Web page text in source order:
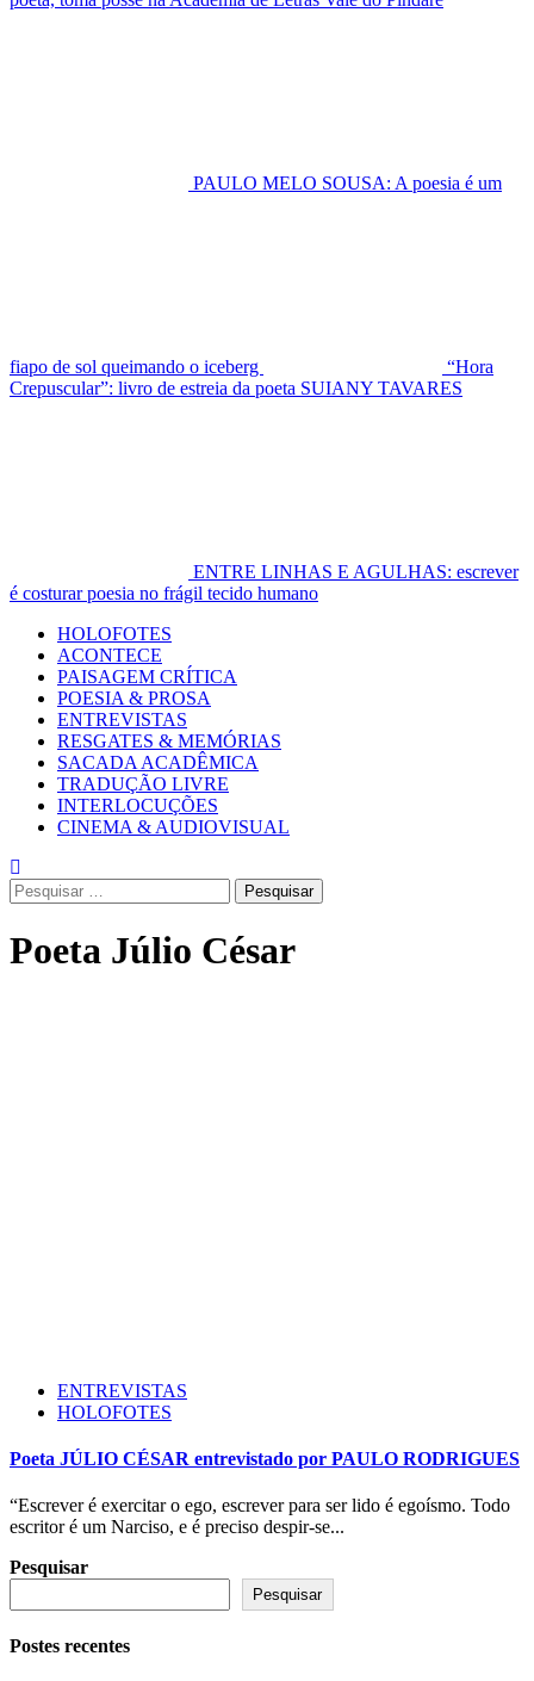
PAULO MELO SOUSA: A poesia é um
fiapo de sol queimando o iceberg
“Hora
Crepuscular”: livro de estreia da poeta SUIANY TAVARES
ENTRE LINHAS E AGULHAS: escrever
é costurar poesia no frágil tecido humano
Primary
Menu
HOLOFOTES
ACONTECE
PAISAGEM CRÍTICA
POESIA & PROSA
ENTREVISTAS
RESGATES & MEMÓRIAS
SACADA ACADÊMICA
TRADUÇÃO LIVRE
INTERLOCUÇÕES
CINEMA & AUDIOVISUAL
Pesquisar
por:
Poeta Júlio César
ENTREVISTAS
HOLOFOTES
Poeta JÚLIO CÉSAR entrevistado por PAULO RODRIGUES
“Escrever é exercitar o ego, escrever para ser lido é egoísmo. Todo
escritor é um Narciso, e é preciso despir-se...
Pesquisar
Pesquisar
Postes recentes